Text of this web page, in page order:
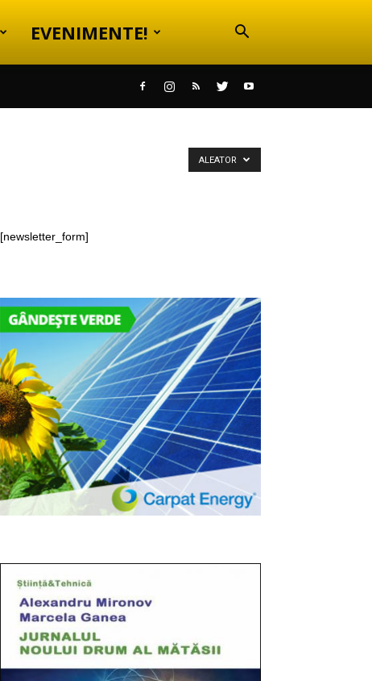
EVENIMENTE!
ALEATOR
[newsletter_form]